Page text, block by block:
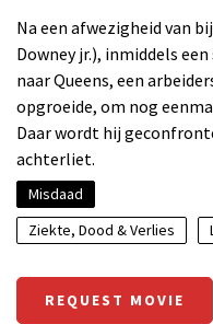
Na een afwezigheid van
Downey jr.), inmiddels
naar Queens, een
opgroeide, om nog
Daar wordt hij
achterliet.
Misdaad
Ziekte, Dood & Verlies
REQUEST MOVIE